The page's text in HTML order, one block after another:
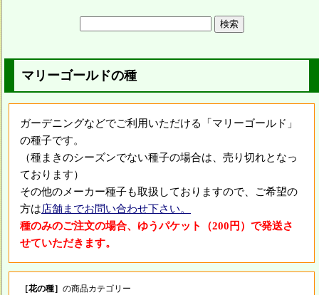
マリーゴールドの種
ガーデニングなどでご利用いただける「マリーゴールド」
の種子です。
（種まきのシーズンでない種子の場合は、売り切れとなっ
ております）
その他のメーカー種子も取扱しておりますので、ご希望の
方は店舗までお問い合わせ下さい。
種のみのご注文の場合、ゆうパケット（200円）で発送さ
せていただきます。
［花の種］ の商品カテゴリー